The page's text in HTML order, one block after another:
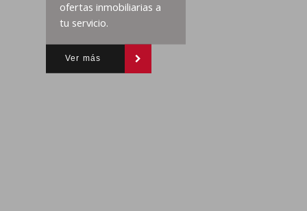
ofertas inmobiliarias a
tu servicio.
Ver más